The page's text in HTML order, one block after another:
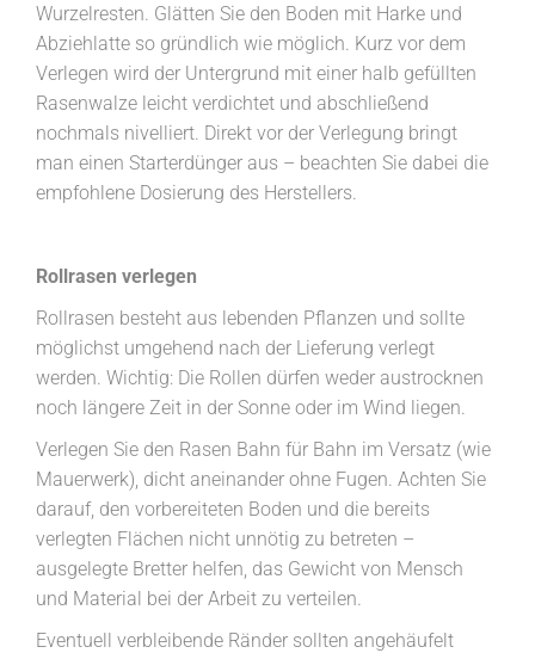
Wurzelresten. Glätten Sie den Boden mit Harke und
Abziehlatte so gründlich wie möglich. Kurz vor dem
Verlegen wird der Untergrund mit einer halb gefüllten
Rasenwalze leicht verdichtet und abschließend
nochmals nivelliert. Direkt vor der Verlegung bringt
man einen Starterdünger aus – beachten Sie dabei die
empfohlene Dosierung des Herstellers.
Rollrasen verlegen
Rollrasen besteht aus lebenden Pflanzen und sollte
möglichst umgehend nach der Lieferung verlegt
werden. Wichtig: Die Rollen dürfen weder austrocknen
noch längere Zeit in der Sonne oder im Wind liegen.
Verlegen Sie den Rasen Bahn für Bahn im Versatz (wie
Mauerwerk), dicht aneinander ohne Fugen. Achten Sie
darauf, den vorbereiteten Boden und die bereits
verlegten Flächen nicht unnötig zu betreten –
ausgelegte Bretter helfen, das Gewicht von Mensch
und Material bei der Arbeit zu verteilen.
Eventuell verbleibende Ränder sollten angehäufelt